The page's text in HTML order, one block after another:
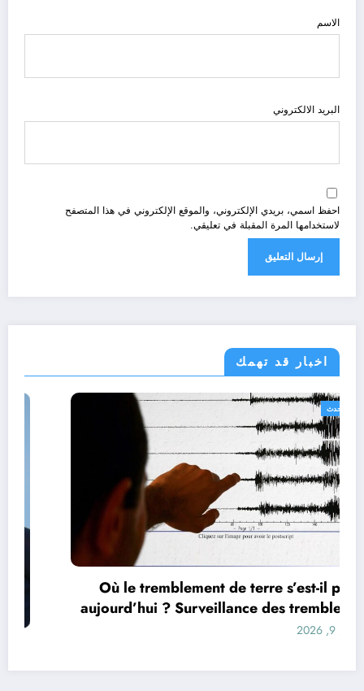
الاسم
البريد الالكتروني
احفظ اسمي، بريدي الإلكتروني، والموقع الإلكتروني في هذا المتصفح
لاستخدامها المرة المقبلة في تعليقي.
اخبار قد تهمك
الجزائر الحدث
Où le tremblement de terre s’est-il produit
aujourd’hui ? Surveillance des tremblements
de terre dans le monde&
أغسطس 9, 2026